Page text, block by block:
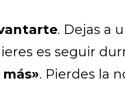
. Dejas a
es seguir
más». Pierdes la